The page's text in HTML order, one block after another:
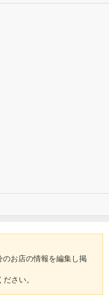
お店の情報を編集し掲
さい。